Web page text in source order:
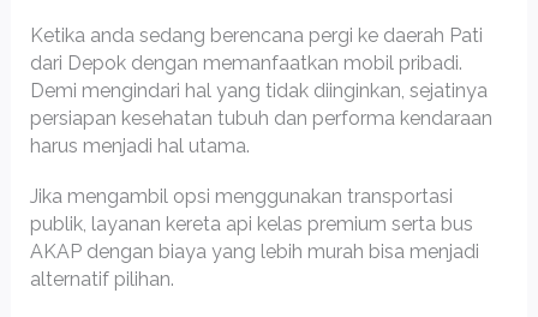
Ketika anda sedang berencana pergi ke daerah Pati
dari Depok dengan memanfaatkan mobil pribadi.
Demi mengindari hal yang tidak diinginkan, sejatinya
persiapan kesehatan tubuh dan performa kendaraan
harus menjadi hal utama.
Jika mengambil opsi menggunakan transportasi
publik, layanan kereta api kelas premium serta bus
AKAP dengan biaya yang lebih murah bisa menjadi
alternatif pilihan.